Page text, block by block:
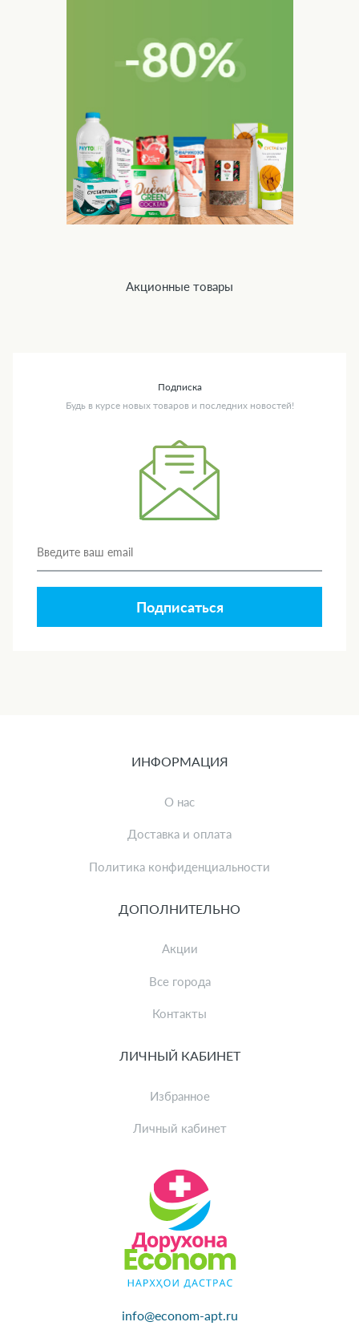
Акционные товары
Подписка
Будь в курсе новых товаров и последних новостей!
Подписаться
info@econom-apt.ru
ИНФОРМАЦИЯ
О нас
Доставка и оплата
Политика конфиденциальности
ДОПОЛНИТЕЛЬНО
Акции
Все города
Контакты
ЛИЧНЫЙ КАБИНЕТ
Избранное
Личный кабинет